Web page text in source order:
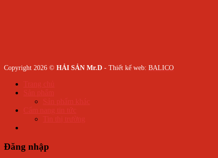
Copyright 2026 © HẢI SẢN Mr.D - Thiết kế web: BALICO
Đăng nhập